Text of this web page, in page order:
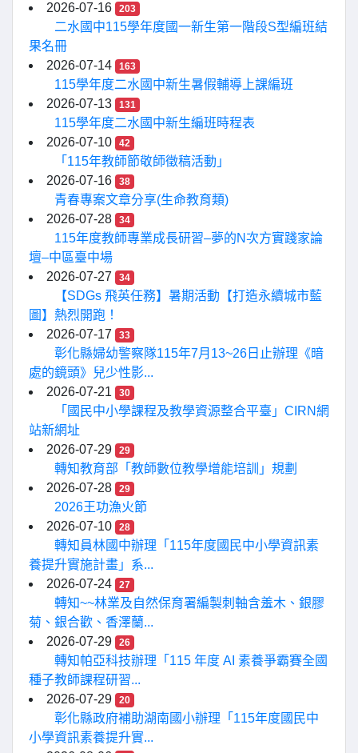
2026-07-16
203
二水國中115學年度國一新生第一階段S型編班結
果名冊
2026-07-14
163
115學年度二水國中新生暑假輔導上課編班
2026-07-13
131
115學年度二水國中新生編班時程表
2026-07-10
42
「115年教師節敬師徵稿活動」
2026-07-16
38
青春專案文章分享(生命教育類)
2026-07-28
34
115年度教師專業成長研習–夢的N次方實踐家論
壇–中區臺中場
2026-07-27
34
【SDGs 飛英任務】暑期活動【打造永續城市藍
圖】熱烈開跑！
2026-07-17
33
彰化縣婦幼警察隊115年7月13~26日止辦理《暗
處的鏡頭》兒少性影...
2026-07-21
30
「國民中小學課程及教學資源整合平臺」CIRN網
站新網址
2026-07-29
29
轉知教育部「教師數位教學增能培訓」規劃
2026-07-28
29
2026王功漁火節
2026-07-10
28
轉知員林國中辦理「115年度國民中小學資訊素
養提升實施計畫」系...
2026-07-24
27
轉知~~林業及自然保育署編製刺軸含羞木、銀膠
菊、銀合歡、香澤蘭...
2026-07-29
26
轉知帕亞科技辦理「115 年度 AI 素養爭霸賽全國
種子教師課程研習...
2026-07-29
20
彰化縣政府補助湖南國小辦理「115年度國民中
小學資訊素養提升實...